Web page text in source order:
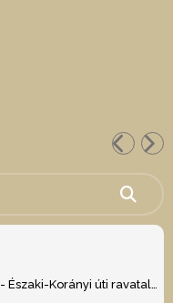
Szántó Gábor Áron - Északi-Korányi úti ravatalozó